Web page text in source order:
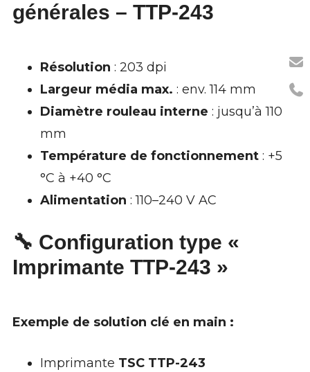
générales – TTP-243
Résolution : 203 dpi
Largeur média max. : env. 114 mm
Diamètre rouleau interne : jusqu’à 110
mm
Température de fonctionnement: +5
°C à +40 °C
Alimentation : 110–240 V AC
🔧 Configuration type «
Imprimante TTP-243 »
Exemple de solution clé en main :
Imprimante TSC TTP-243